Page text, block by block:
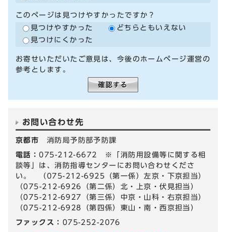
このページは見つけやすかったですか？
見つけやすかった
どちらともいえない
見つけにくかった
お寄せいただいたご意見は、今後のホームページ運営の
参考とします。
お問い合わせ先
京都市 消防局予防部予防課
電話：075-212-6672 ※「消防用設備等に関する相
談等」は、消防指導センターにお問い合わせくださ
い。 （075-212-6925（第一係）左京・下京担当）
（075-212-6926（第二係）北・上京・伏見担当）
（075-212-6927（第三係）中京・山科・右京担当）
（075-212-6928（第四係）東山・南・西京担当）
ファックス： 075-252-2076